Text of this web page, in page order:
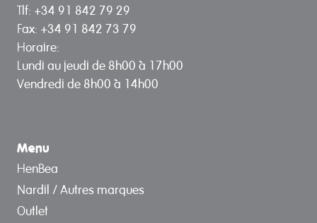
Tlf: +34 91 842 79 29
Fax: +34 91 842 73 79
Horaire:
Lundi au jeudi de 8h00 à 17h00
Vendredi de 8h00 à 14h00
Menu
HenBea
Nardil / Autres marques
Outlet